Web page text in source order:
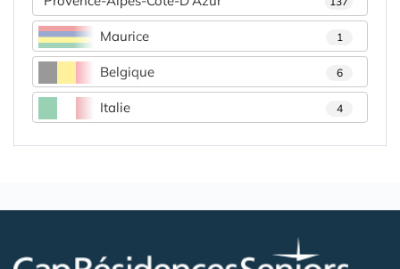
Maurice 1
Belgique 6
Italie 4